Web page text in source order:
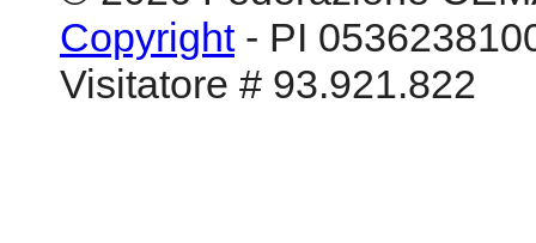
Copyright- PI
Visitatore # 93.921.822